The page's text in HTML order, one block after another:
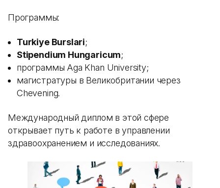
Программы:
Turkiye Burslari;
Stipendium Hungaricum;
программы Aga Khan University;
магистратуры в Великобритании через
Chevening.
Международный диплом в этой сфере
открывает путь к работе в управлении
здравоохранением и исследованиях.